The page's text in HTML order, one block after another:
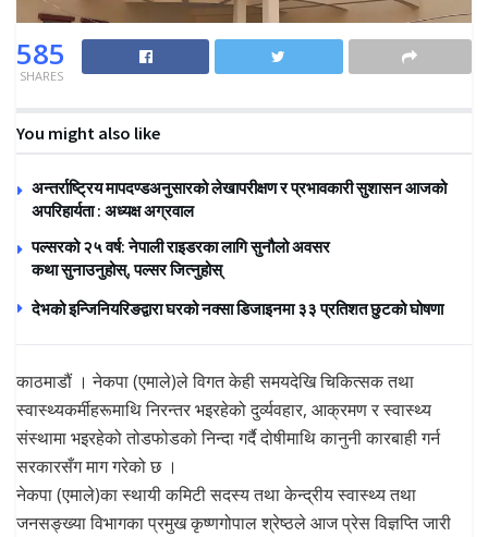
585
SHARES
You might also like
अन्तर्राष्ट्रिय मापदण्डअनुसारको लेखापरीक्षण र प्रभावकारी सुशासन आजको
अपरिहार्यता : अध्यक्ष अग्रवाल
पल्सरको २५ वर्ष: नेपाली राइडरका लागि सुनौलो अवसर
कथा सुनाउनुहोस्, पल्सर जित्नुहोस्
देभको इन्जिनियरिङद्वारा घरको नक्सा डिजाइनमा ३३ प्रतिशत छुटको घोषणा
काठमाडौं । नेकपा (एमाले)ले विगत केही समयदेखि चिकित्सक तथा
स्वास्थ्यकर्मीहरूमाथि निरन्तर भइरहेको दुर्व्यवहार, आक्रमण र स्वास्थ्य
संस्थामा भइरहेको तोडफोडको निन्दा गर्दै दोषीमाथि कानुनी कारबाही गर्न
सरकारसँग माग गरेको छ ।
नेकपा (एमाले)का स्थायी कमिटी सदस्य तथा केन्द्रीय स्वास्थ्य तथा
जनसङ्ख्या विभागका प्रमुख कृष्णगोपाल श्रेष्ठले आज प्रेस विज्ञप्ति जारी